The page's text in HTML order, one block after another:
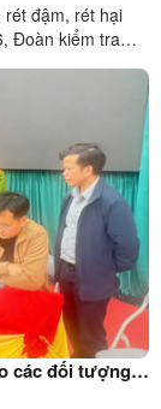
đậm, rét hại
Đoàn kiểm tra
tra công tác
các đối tượng